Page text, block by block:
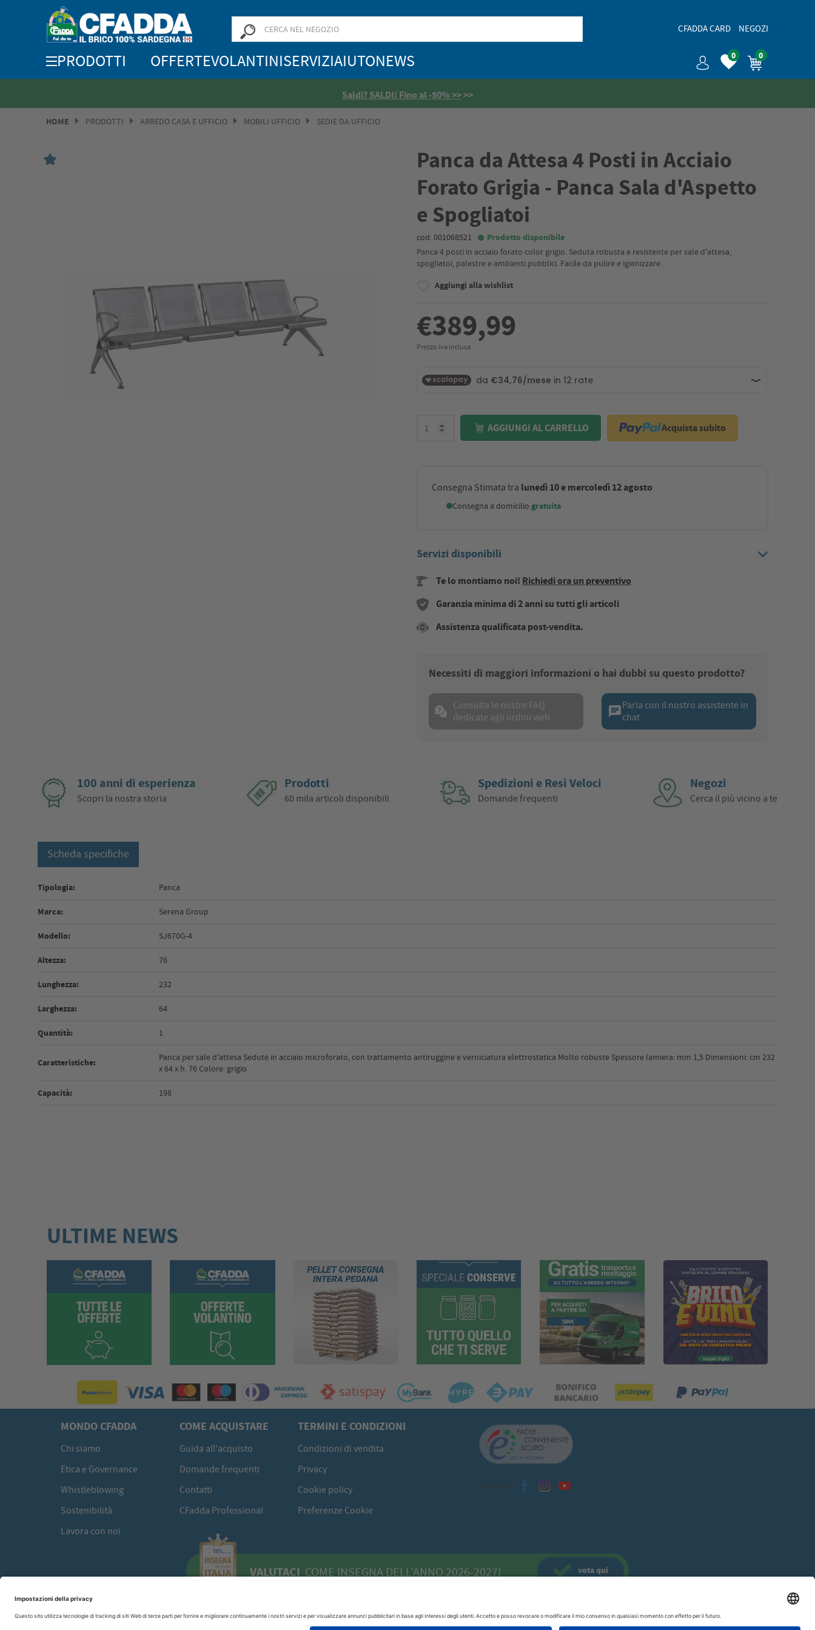
CFADDA CARD NEGOZI
0 0
PRODOTTI OFFERTEVOLANTINISERVIZIAIUTONEWS
Saldi? SALDI! Fino al -50% >>>>
HOME PRODOTTI ARREDO CASA E UFFICIO MOBILI UFFICIO SEDIE DA UFFICIO
Panca da Attesa 4 Posti in Acciaio
Forato Grigia - Panca Sala d'Aspetto
e Spogliatoi
cod. 001068521 Prodotto disponibile
Panca 4 posti in acciaio forato color grigio. Seduta robusta e resistente per sale d'attesa,
spogliatoi, palestre e ambienti pubblici. Facile da pulire e igienizzare.
Aggiungi alla wishlist
€389,99
Prezzo iva inclusa
AGGIUNGI AL CARRELLO Acquista subito
Consegna Stimata tra lunedì 10 e mercoledì 12 agosto
Consegna a domicilio gratuita
Servizi disponibili
Te lo montiamo noi! Richiedi ora un preventivo
Garanzia minima di 2 anni su tutti gli articoli
Assistenza qualificata post-vendita.
Necessiti di maggiori informazioni o hai dubbi su questo prodotto?
Consulta le nostre FAQ
dedicate agli ordini web
chatParla con il nostro assistente in
chat
100 anni di esperienza
Scopri la nostra storia
Prodotti
60 mila articoli disponibili
Spedizioni e Resi Veloci
Domande frequenti
Negozi
Cerca il più vicino a te
Scheda specifiche
Tipologia: Panca
Marca: Serena Group
Modello: SJ670G-4
Altezza: 76
Lunghezza: 232
Larghezza: 64
Quantità: 1
Caratteristiche:
Panca per sale d'attesa Sedute in acciaio microforato, con trattamento antiruggine e verniciatura elettrostatica Molto robuste Spessore lamiera: mm 1,5 Dimensioni: cm 232
x 64 x h. 76 Colore: grigio
Capacità: 198
ULTIME NEWS
MONDO CFADDA
Chi siamo
Etica e Governance
Whistleblowing
Sostenibilità
Lavora con noi
COME ACQUISTARE
Guida all'acquisto
Domande frequenti
Contatti
CFadda Professional
TERMINI E CONDIZIONI
Condizioni di vendita
Privacy
Cookie policy
Preferenze Cookie
Seguici su
VALUTACI COME INSEGNA DELL'ANNO 2026-2027! votaqui
CFadda SRLa socio unico -Copyright© 2026 Via Calamattia, 23 - 09134 Cagliari (CA)070/520422P.I. 00613980929